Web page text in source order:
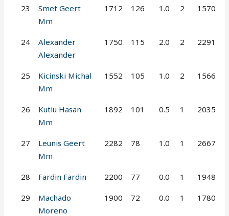
23
Smet Geert
Mm
1712 126 1.0 2 1570
24
Alexander
Alexander
1750 115 2.0 2 2291
25
Kicinski Michal
Mm
1552 105 1.0 2 1566
26
Kutlu Hasan
Mm
1892 101 0.5 1 2035
27
Leunis Geert
Mm
2282 78 1.0 1 2667
28 Fardin Fardin 2200 77 0.0 1 1948
29
Machado
Moreno
1900 72 0.0 1 1780